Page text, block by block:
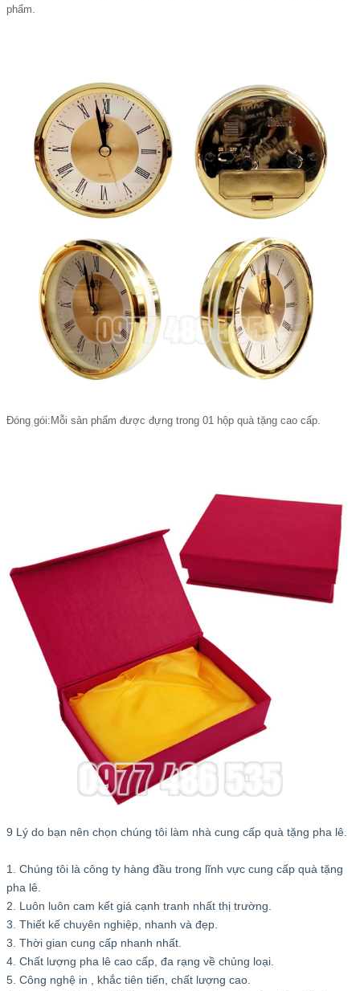
phẩm.
Đóng gói:Mỗi sản phẩm được đựng trong 01 hộp quà tặng cao cấp.
9 Lý do bạn nên chọn chúng tôi làm nhà cung cấp quà tặng pha lê.
1. Chúng tôi là công ty hàng đầu trong lĩnh vực cung cấp quà tặng
pha lê.
2. Luôn luôn cam kết giá cạnh tranh nhất thị trường.
3. Thiết kế chuyên nghiệp, nhanh và đẹp.
3. Thời gian cung cấp nhanh nhất.
4. Chất lượng pha lê cao cấp, đa rạng về chủng loại.
5. Công nghệ in , khắc tiên tiến, chất lượng cao.